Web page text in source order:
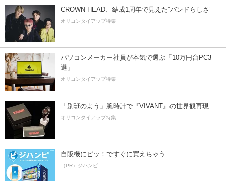
CROWN HEAD、結成1周年で見えた”バンドらしさ”
オリコンタイアップ特集
パソコンメーカー社員が本気で選ぶ「10万円台PC3
選」
オリコンタイアップ特集
「別班のよう」腕時計で『VIVANT』の世界観再現
オリコンタイアップ特集
自販機にピッ！ですぐに買えちゃう
（PR）ジハンピ